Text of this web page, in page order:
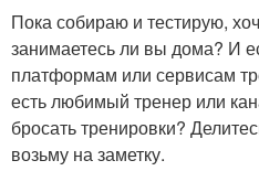
Пока собираю и тестирую,
занимаетесь ли вы дома? И
платформам или сервисам
есть любимый тренер или
бросать тренировки?
возьму на заметку.